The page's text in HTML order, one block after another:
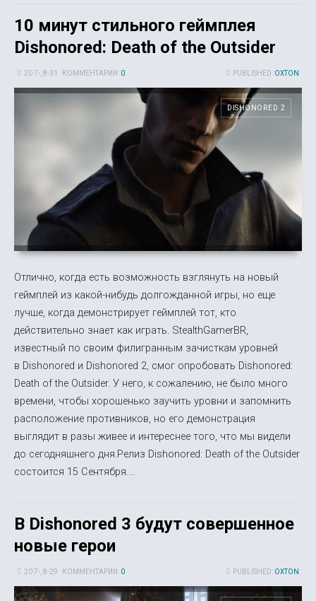
10 минут стильного геймплея
Dishonored: Death of the Outsider
PUBLISHED: OXTON
20 7-, 8-31 КОММЕНТАРИИ: 0
DISHONORED 2
Отлично, когда есть возможность взглянуть на новый
геймплей из какой-нибудь долгожданной игры, но еще
лучше, когда демонстрирует геймплей тот, кто
действительно знает как играть. StealthGamerBR,
известный по своим филигранным зачисткам уровней
в Dishonored и Dishonored 2, смог опробовать Dishonored:
Death of the Outsider. У него, к сожалению, не было много
времени, чтобы хорошенько заучить уровни и запомнить
расположение противников, но его демонстрация
выглядит в разы живее и интереснее того, что мы видели
до сегодняшнего дня.Релиз Dishonored: Death of the Outsider
состоится 15 Сентября....
В Dishonored 3 будут совершенное
новые герои
PUBLISHED: OXTON
20 7-, 8-29 КОММЕНТАРИИ: 0